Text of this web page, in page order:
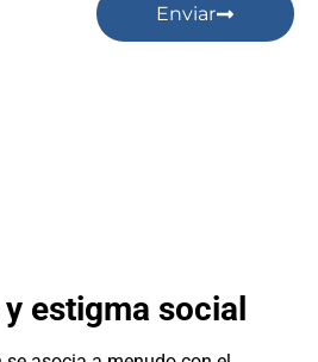
Enviar
estigma social